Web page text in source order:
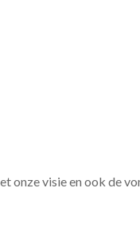
onze visie en ook de